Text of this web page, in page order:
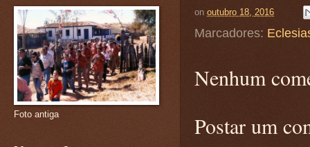
on outubro 18, 2016
Marcadores:
Nenhum
Postar um
Foto antiga